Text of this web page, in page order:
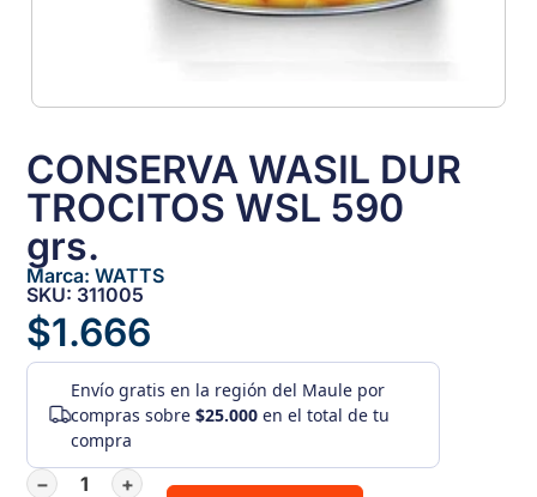
CONSERVA WASIL DUR
TROCITOS WSL 590
grs.
Marca:WATTS
SKU: 311005
$1.666
Envío gratis en la región del Maule por
compras sobre$25.000 en el total de tu
compra
−
+